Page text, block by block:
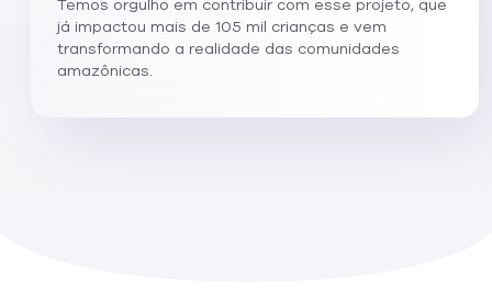
Temos orgulho em contribuir com esse projeto, que
já impactou mais de 105 mil crianças e vem
transformando a realidade das comunidades
amazônicas.